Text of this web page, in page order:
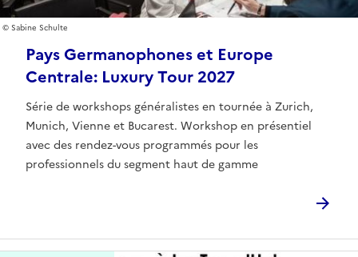
Pays Germanophones et Europe
Centrale: Luxury Tour 2027
Série de workshops généralistes en tournée à Zurich,
Munich, Vienne et Bucarest. Workshop en présentiel
avec des rendez-vous programmés pour les
professionnels du segment haut de gamme
Sabine Schulte